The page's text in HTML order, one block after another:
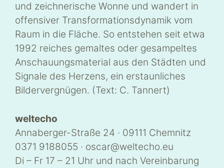
und zeichnerische Wonne und wandert in
offensiver Transformationsdynamik vom
Raum in die Fläche. So entstehen seit etwa
1992 reiches gemaltes oder gesampeltes
Anschauungsmaterial aus den Städten und
Signale des Herzens, ein erstaunliches
Bildervergnügen. (Text: C. Tannert)
weltecho
Annaberger-Straße 24 · 09111 Chemnitz
0371 9188055 · oscar@weltecho.eu
Di – Fr 17 – 21 Uhr und nach Vereinbarung